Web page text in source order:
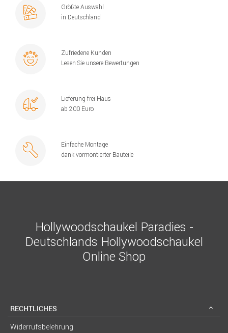
Größte Auswahl
in Deutschland
Zufriedene Kunden
Lesen Sie unsere Bewertungen
Lieferung frei Haus
ab 200 Euro
Einfache Montage
dank vormontierter Bauteile
Hollywoodschaukel Paradies -
Deutschlands Hollywoodschaukel
Online Shop
RECHTLICHES
Widerrufsbelehrung